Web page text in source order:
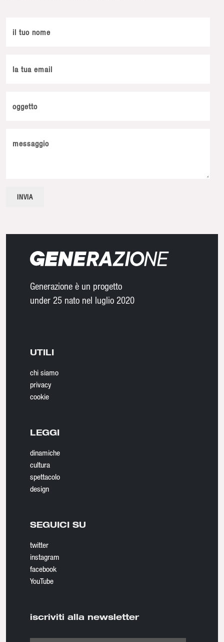
il tuo nome
la tua email
oggetto
messaggio
Generazione è un progetto
under 25 nato nel luglio 2020
UTILI
chi siamo
privacy
cookie
LEGGI
dinamiche
cultura
spettacolo
design
SEGUICI SU
twitter
instagram
facebook
YouTube
iscriviti alla newsletter